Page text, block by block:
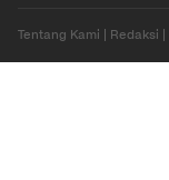
Tentang Kami Redaksi